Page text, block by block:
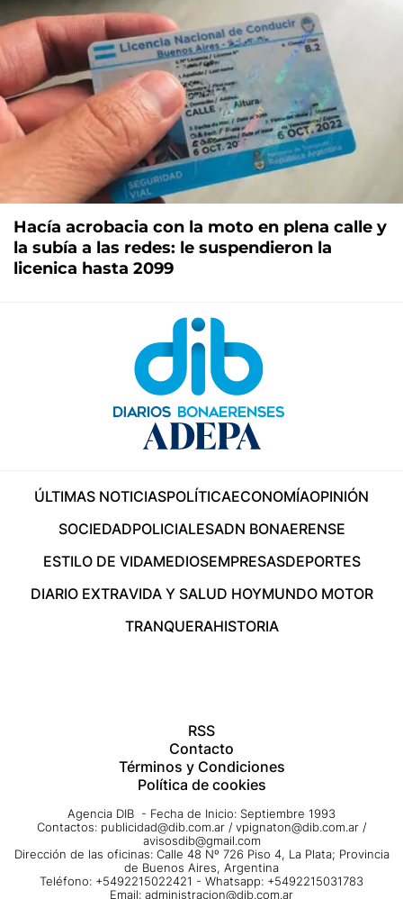
Hacía acrobacia con la moto en plena calle y
la subía a las redes: le suspendieron la
licenica hasta 2099
ÚLTIMAS NOTICIASPOLÍTICAECONOMÍAOPINIÓN
SOCIEDADPOLICIALESADN BONAERENSE
ESTILO DE VIDAMEDIOSEMPRESASDEPORTES
DIARIO EXTRAVIDA Y SALUD HOYMUNDO MOTOR
TRANQUERAHISTORIA
RSS
Contacto
Términos y Condiciones
Política de cookies
Agencia DIB - Fecha de Inicio: Septiembre 1993
Contactos: publicidad@dib.com.ar / vpignaton@dib.com.ar /
avisosdib@gmail.com
Dirección de las oficinas: Calle 48 Nº 726 Piso 4, La Plata; Provincia
de Buenos Aires, Argentina
Teléfono: +5492215022421 - Whatsapp: +5492215031783
Email: administracion@dib.com.ar